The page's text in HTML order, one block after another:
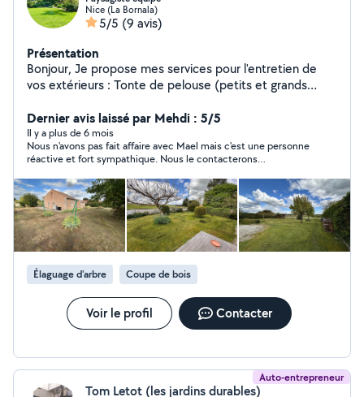
Nice (La Bornala)
5/5 (9 avis)
Présentation
Bonjour, Je propose mes services pour l'entretien de
vos extérieurs : Tonte de pelouse (petits et grands
travaux de paysagisme Je suis équipé de tout le
matériel nécessaire (tondeuse, débroussailleuse, etc.)
et je peux intervenir rapidement. Sérieux, ponctuel et
efficace, je m'adapte à vos besoins. N'hésitez pas à me
contacter pour plus d'infos ou un devis !
Dernier avis laissé par Mehdi : 5/5
Il y a plus de 6 mois
Nous n'avons pas fait affaire avec Mael mais c'est une personne
réactive et fort sympathique. Nous le contacterons
Élaguage d'arbre Coupe de bois
Voir le profil Contacter
Auto-entrepreneur
Tom Letot (les jardins durables)